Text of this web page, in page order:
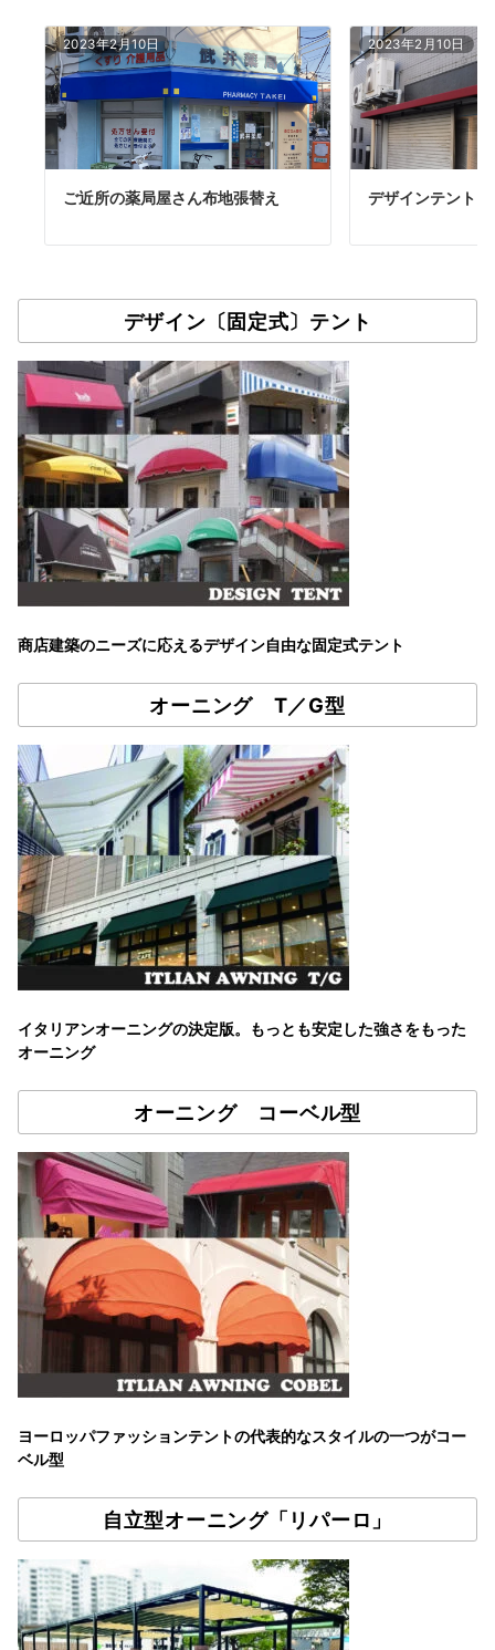
2023年2月10日
ご近所の薬局屋さん布地張替え
2023年2月10日
デザインテント(
デザイン〔固定式〕テント
商店建築のニーズに応えるデザイン自由な固定式テント
オーニング T／G型
イタリアンオーニングの決定版。もっとも安定した強さをもった
オーニング
オーニング コーベル型
ヨーロッパファッションテントの代表的なスタイルの一つがコー
ベル型
自立型オーニング「リパーロ」